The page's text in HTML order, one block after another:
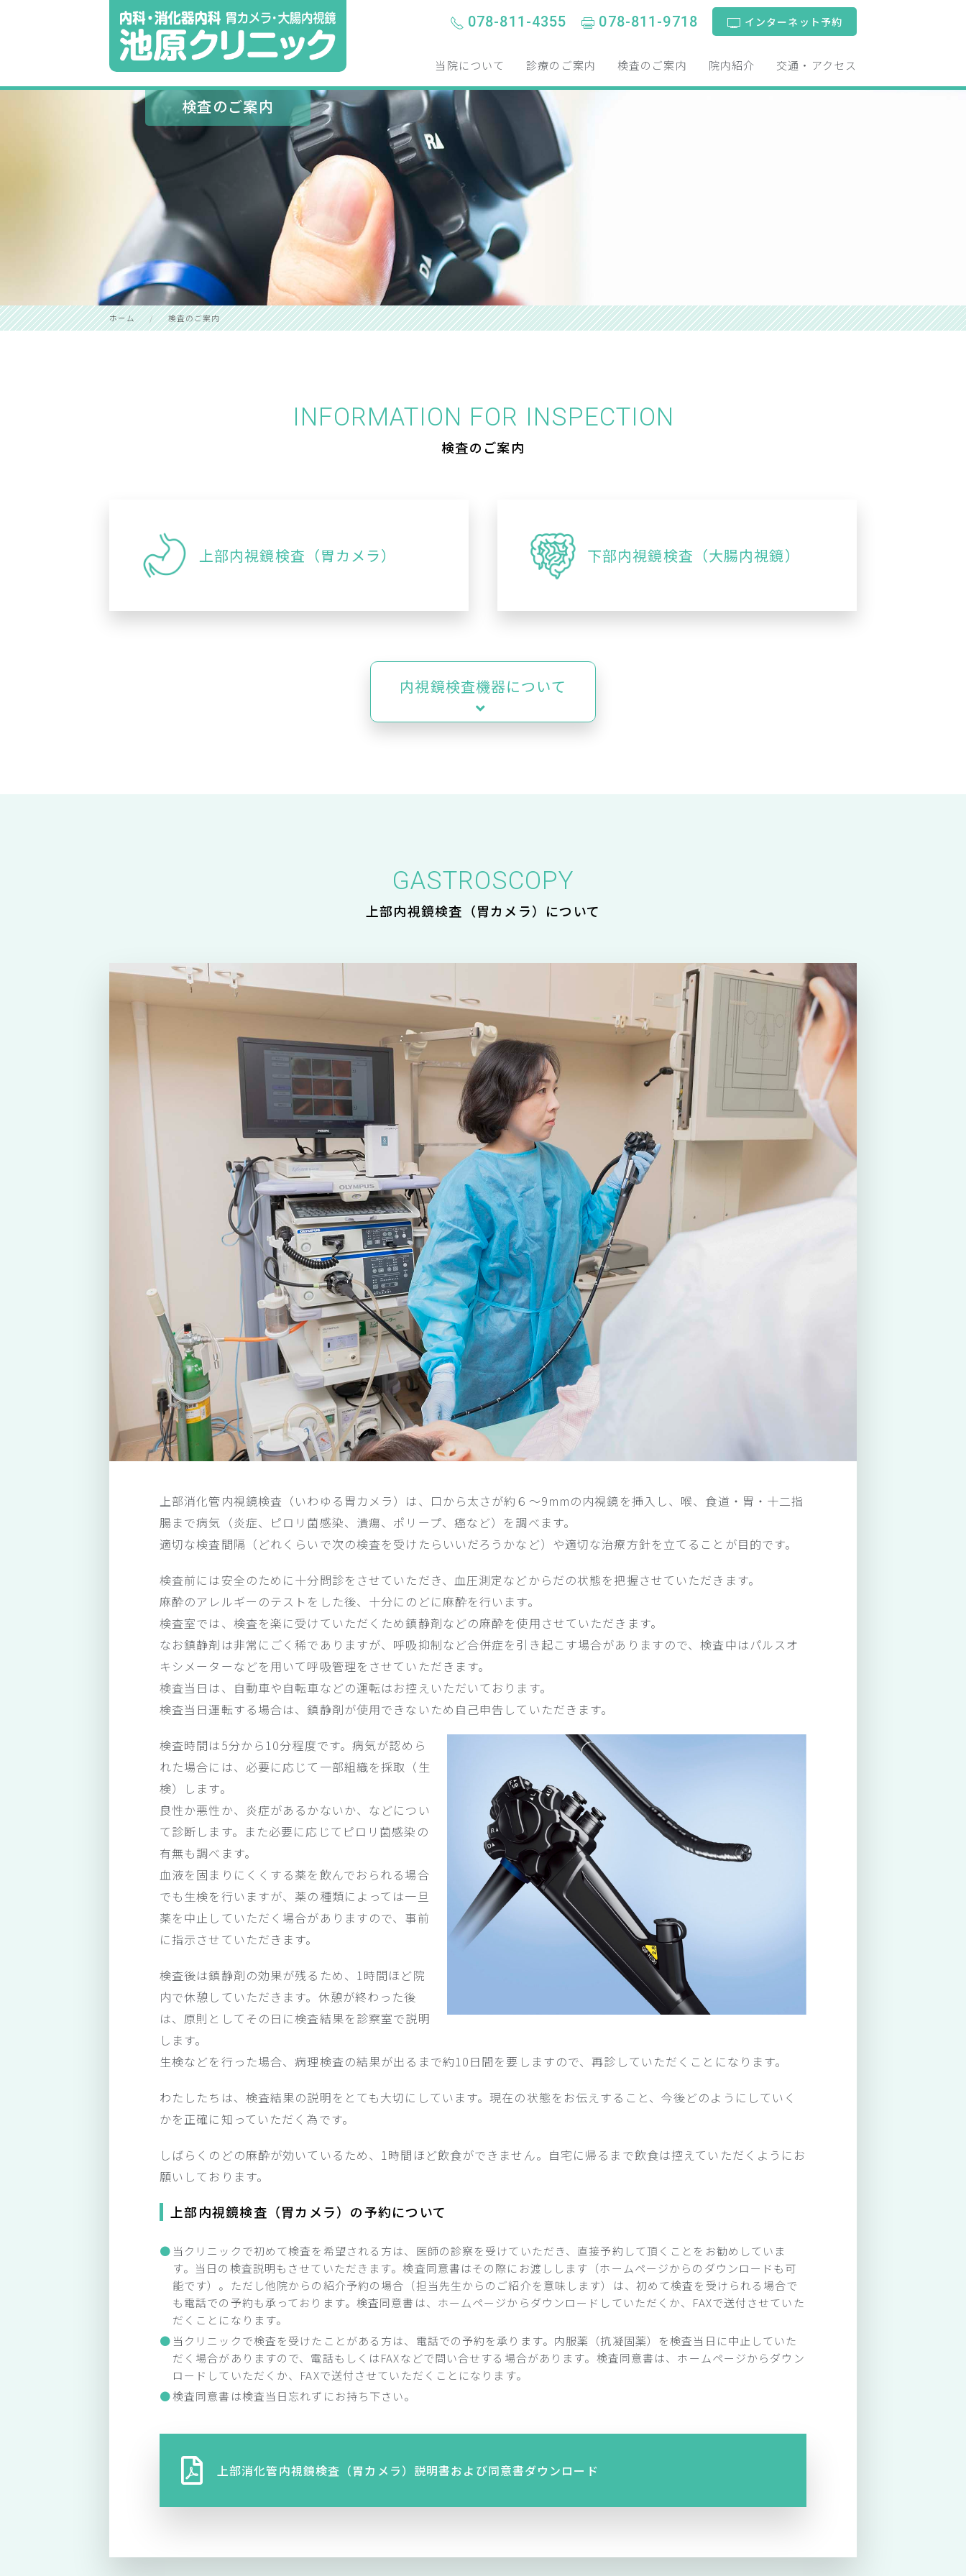
078-811-4355 078-811-9718 インターネット予約
当院について 診療のご案内 検査のご案内 院内紹介 交通・アクセス
検査のご案内
ホーム 検査のご案内
INFORMATION FOR INSPECTION
検査のご案内
上部内視鏡検査 （胃カメラ） 下部内視鏡検査 （大腸内視鏡）
内視鏡検査機器について
GASTROSCOPY
上部内視鏡検査（胃カメラ）について
上部消化管内視鏡検査（いわゆる胃カメラ）は、口から太さが約６〜9mmの内視鏡を挿入し、喉、食道・胃・十二指
腸まで病気（炎症、ピロリ菌感染、潰瘍、ポリープ、癌など）を調べます。
適切な検査間隔（どれくらいで次の検査を受けたらいいだろうかなど）や適切な治療方針を立てることが目的です。
検査前には安全のために十分問診をさせていただき、血圧測定などからだの状態を把握させていただきます。
麻酔のアレルギーのテストをした後、十分にのどに麻酔を行います。
検査室では、検査を楽に受けていただくため鎮静剤などの麻酔を使用させていただきます。
なお鎮静剤は非常にごく稀でありますが、呼吸抑制など合併症を引き起こす場合がありますので、検査中はパルスオ
キシメーターなどを用いて呼吸管理をさせていただきます。
検査当日は、自動車や自転車などの運転はお控えいただいております。
検査当日運転する場合は、鎮静剤が使用できないため自己申告していただきます。
検査時間は5分から10分程度です。病気が認めら
れた場合には、必要に応じて一部組織を採取（生
検）します。
良性か悪性か、炎症があるかないか、などについ
て診断します。また必要に応じてピロリ菌感染の
有無も調べます。
血液を固まりにくくする薬を飲んでおられる場合
でも生検を行いますが、薬の種類によっては一旦
薬を中止していただく場合がありますので、事前
に指示させていただきます。
検査後は鎮静剤の効果が残るため、1時間ほど院
内で休憩していただきます。休憩が終わった後
は、原則としてその日に検査結果を診察室で説明
します。
生検などを行った場合、病理検査の結果が出るまで約10日間を要しますので、再診していただくことになります。
わたしたちは、検査結果の説明をとても大切にしています。現在の状態をお伝えすること、今後どのようにしていく
かを正確に知っていただく為です。
しばらくのどの麻酔が効いているため、1時間ほど飲食ができません。自宅に帰るまで飲食は控えていただくようにお
願いしております。
上部内視鏡検査（胃カメラ）の予約について
当クリニックで初めて検査を希望される方は、医師の診察を受けていただき、直接予約して頂くことをお勧めしていま
す。当日の検査説明もさせていただきます。検査同意書はその際にお渡しします（ホームページからのダウンロードも可
能です）。ただし他院からの紹介予約の場合（担当先生からのご紹介を意味します）は、初めて検査を受けられる場合で
も電話での予約も承っております。検査同意書は、ホームページからダウンロードしていただくか、FAXで送付させていた
だくことになります。
当クリニックで検査を受けたことがある方は、電話での予約を承ります。内服薬（抗凝固薬）を検査当日に中止していた
だく場合がありますので、電話もしくはFAXなどで問い合せする場合があります。検査同意書は、ホームページからダウン
ロードしていただくか、FAXで送付させていただくことになります。
検査同意書は検査当日忘れずにお持ち下さい。
上部消化管内視鏡検査（胃カメラ）説明書および同意書ダウンロード